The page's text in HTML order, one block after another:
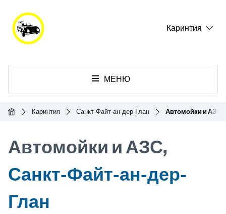
Каринтия
МЕНЮ
ГлавнаяКаринтия Санкт-Файт-ан-дер-Глан Автомойки и АЗС
Автомойки и АЗС,
Санкт-Файт-ан-дер-
Глан